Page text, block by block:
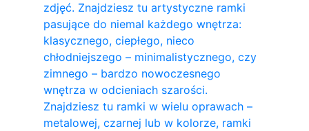
zdjęć. Znajdziesz tu artystyczne ramki
pasujące do niemal każdego wnętrza:
klasycznego, ciepłego, nieco
chłodniejszego – minimalistycznego, czy
zimnego – bardzo nowoczesnego
wnętrza w odcieniach szarości.
Znajdziesz tu ramki w wielu oprawach –
metalowej, czarnej lub w kolorze, ramki